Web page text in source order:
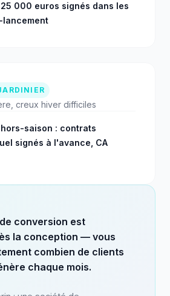
000 euros signés dans les
creux hiver difficiles
hors-saison : contrats
signés à l'avance, CA
conversion est
la conception — vous
combien de clients
chaque mois.